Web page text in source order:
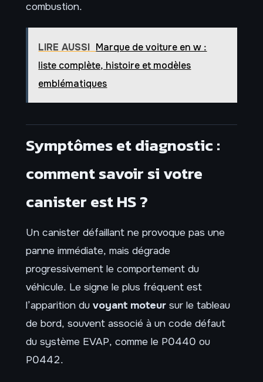
combustion.
LIRE AUSSI Marque de voiture en w :
liste complète, histoire et modèles
emblématiques
Symptômes et diagnostic :
comment savoir si votre
canister est HS ?
Un canister défaillant ne provoque pas une
panne immédiate, mais dégrade
progressivement le comportement du
véhicule. Le signe le plus fréquent est
l’apparition du voyant moteur sur le tableau
de bord, souvent associé à un code défaut
du système EVAP, comme le P0440 ou
P0442.